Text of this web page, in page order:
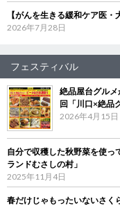
【がんを生きる緩和ケア医
2026年7月28日
フェスティバル
絶品屋台グル
回「川口×絶品
2026年4月15日
自分で収穫した秋野菜を使
ランドむさしの村」
2025年11月4日
春だけじゃもったいないさく